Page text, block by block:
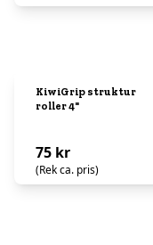
KiwiGrip struktur
roller 4"
75 kr
(Rek ca. pris)